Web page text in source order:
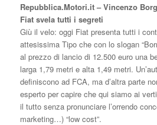
Repubblica.Motori.it – Vincenzo
Fiat svela tutti i segreti
Giù il velo: oggi Fiat presenta tutti i
attesissima Tipo che con lo slogan
al prezzo di lancio di 12.500 euro una
larga 1,79 metri e alta 1,49 metri.
definiscono ad FCA, ma d’altra parte
esperto per capire che qui siamo ai
il tutto senza pronunciare l’orrendo
marketing…) “low cost”.